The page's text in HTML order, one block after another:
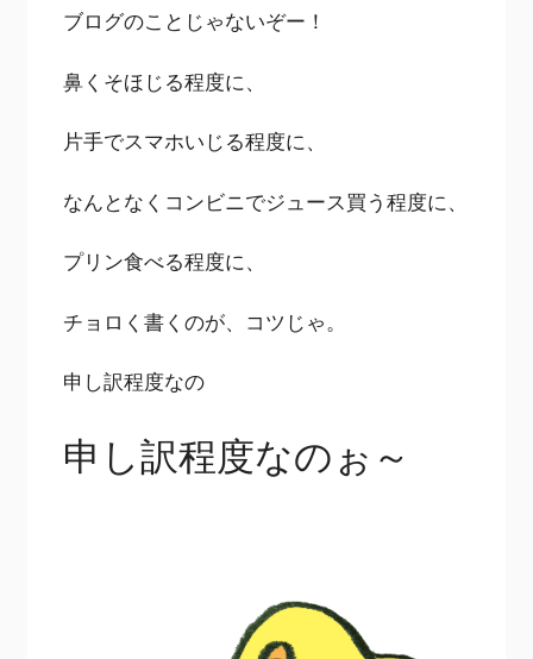
ブログのことじゃないぞー！
鼻くそほじる程度に、
片手でスマホいじる程度に、
なんとなくコンビニでジュース買う程度に、
プリン食べる程度に、
チョロく書くのが、コツじゃ。
申し訳程度なの
申し訳程度なのぉ～